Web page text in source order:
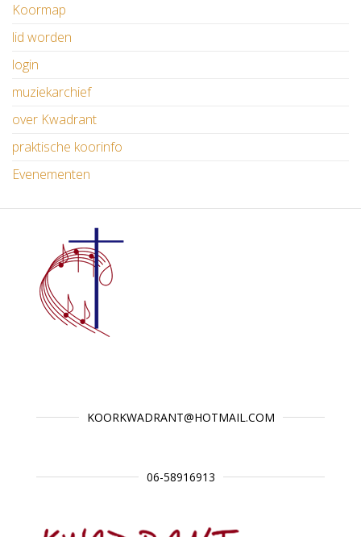
Koormap
lid worden
login
muziekarchief
over Kwadrant
praktische koorinfo
Evenementen
KOORKWADRANT@HOTMAIL.COM
06-58916913